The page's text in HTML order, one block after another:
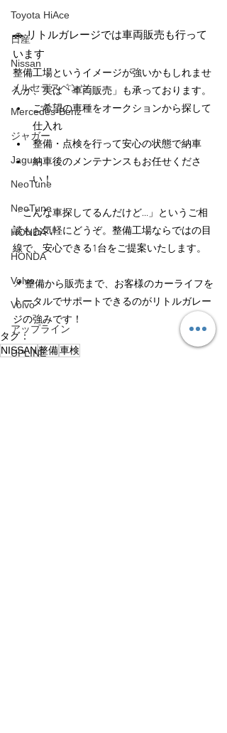
Toyota HiAce
日産
Nissan
メルセデスベンツ
Mercedes-Benz
ジャガー
Jaguar
NeoTune
NeoTune
HONDA
HONDA
Volvo
Volvo
アップライン
UPLINE
🚗 リトルガレージでは車両販売も行って
います
整備工場というイメージが強いかもしれませ
んが、実は「車両販売」も承っております。
ご希望の車種をオークションから探して
仕入れ
整備・点検を行って安心の状態で納車
納車後のメンテナンスもお任せくださ
い！
「こんな車探してるんだけど…」というご相
談もお気軽にどうぞ。整備工場ならではの目
線で、安心できる1台をご提案いたします。
📌 整備から販売まで、お客様のカーライフを
トータルでサポートできるのがリトルガレー
ジの強みです！
タグ：
NISSAN整備車検